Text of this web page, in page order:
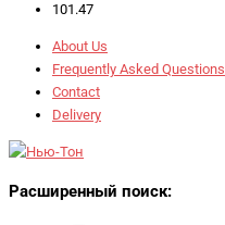
101.47
About Us
Frequently Asked Questions
Contact
Delivery
Расширенный поиск: